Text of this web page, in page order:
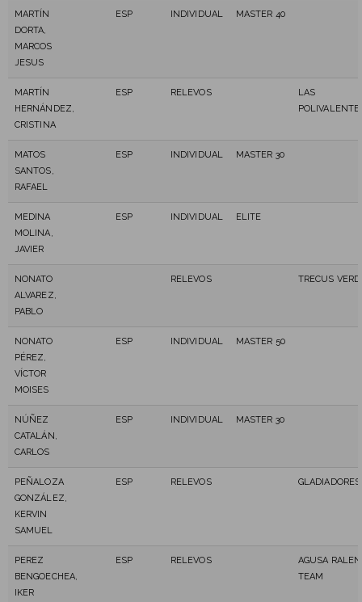
MARTÍN
DORTA,
MARCOS
JESUS
ESP INDIVIDUAL MASTER 40
MARTÍN
HERNÁNDEZ,
CRISTINA
ESP RELEVOS
LAS
MATOS
SANTOS,
RAFAEL
ESP INDIVIDUAL MASTER 30
MEDINA
MOLINA,
JAVIER
ESP INDIVIDUAL ELITE
NONATO
ALVAREZ,
PABLO
RELEVOS TRECUS
NONATO
PÉREZ,
VÍCTOR
MOISES
ESP INDIVIDUAL MASTER 50
NÚÑEZ
CATALÁN,
CARLOS
ESP INDIVIDUAL MASTER 30
PEÑALOZA
GONZÁLEZ,
KERVIN
SAMUEL
ESP RELEVOS GLADIADORES
PEREZ
BENGOECHEA,
IKER
ESP RELEVOS
AGUSA RALEN
TEAM